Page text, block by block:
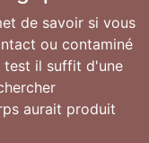
de savoir si vous
ou contaminé
test il suffit d'une
aurait produit